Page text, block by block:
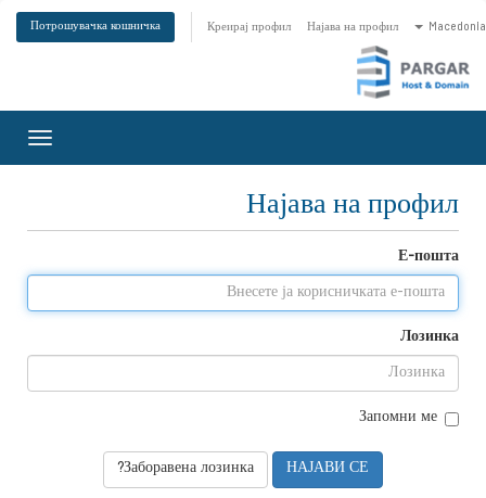
Најава на профил
Креирај профил
Потрошувачка кошничка
Најава на профил
Е-пошта
Лозинка
Запомни ме
Заборавена лозинка?